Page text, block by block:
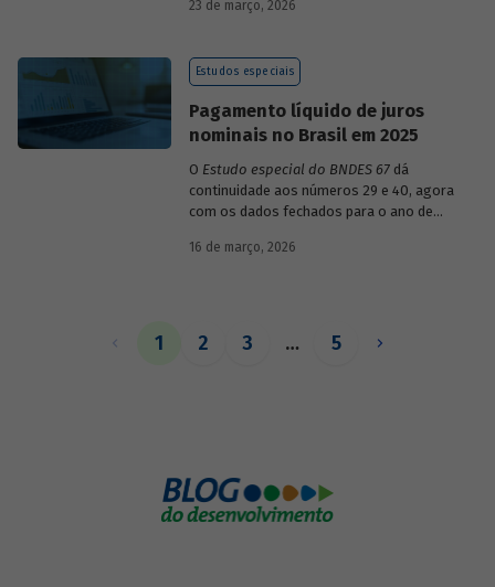
durante esse período e as mudanças
23 de março, 2026
Estudos especiais
Pagamento líquido de juros
nominais no Brasil em 2025
O Estudo especial do BNDES 67dá
continuidade aos números 29 e 40, agora
com os dados fechados para o ano de
16 de março, 2026
1 2 3 … 5